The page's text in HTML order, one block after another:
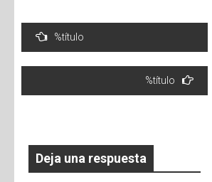
%título
%título
Deja una respuesta